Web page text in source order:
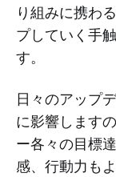
り組みに携わ
プしていく手
す。
日々のアップ
に影響します
ー各々の目標
感、行動力も